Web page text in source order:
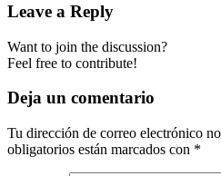
Leave a Reply
Want to join the discussion?
Feel free to contribute!
Deja un comentario
Tu dirección de correo electrónico
obligatorios están marcados con *